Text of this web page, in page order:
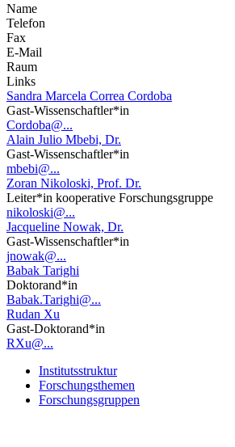
Name
Telefon
Fax
E-Mail
Raum
Links
Sandra Marcela Correa Cordoba
Gast-Wissenschaftler*in
Cordoba@...
Alain Julio Mbebi, Dr.
Gast-Wissenschaftler*in
mbebi@...
Zoran Nikoloski, Prof. Dr.
Leiter*in kooperative Forschungsgruppe
nikoloski@...
Jacqueline Nowak, Dr.
Gast-Wissenschaftler*in
jnowak@...
Babak Tarighi
Doktorand*in
Babak.Tarighi@...
Rudan Xu
Gast-Doktorand*in
RXu@...
Institutsstruktur
Forschungsthemen
Forschungsgruppen